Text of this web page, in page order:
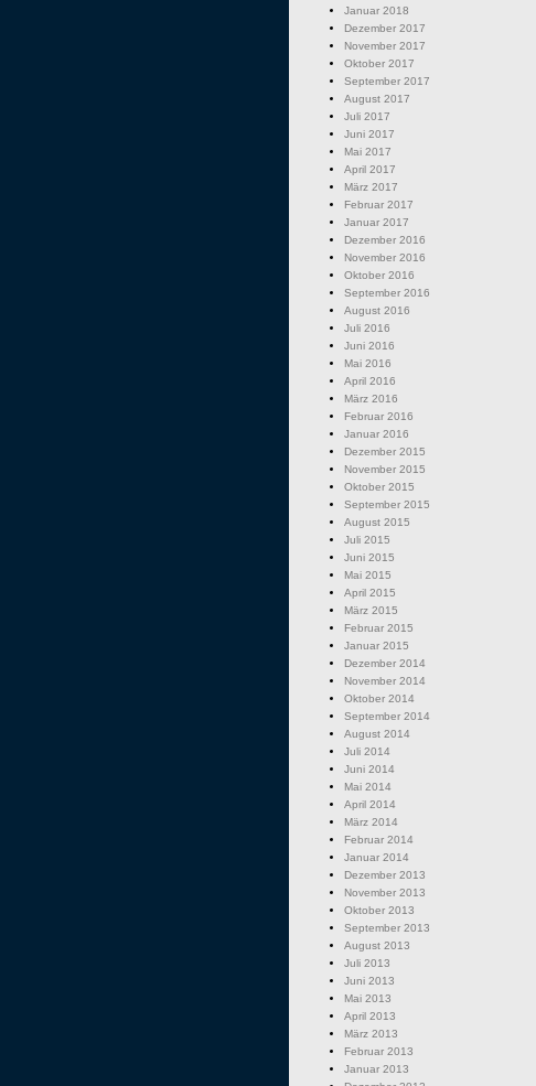
Januar 2018
Dezember 2017
November 2017
Oktober 2017
September 2017
August 2017
Juli 2017
Juni 2017
Mai 2017
April 2017
März 2017
Februar 2017
Januar 2017
Dezember 2016
November 2016
Oktober 2016
September 2016
August 2016
Juli 2016
Juni 2016
Mai 2016
April 2016
März 2016
Februar 2016
Januar 2016
Dezember 2015
November 2015
Oktober 2015
September 2015
August 2015
Juli 2015
Juni 2015
Mai 2015
April 2015
März 2015
Februar 2015
Januar 2015
Dezember 2014
November 2014
Oktober 2014
September 2014
August 2014
Juli 2014
Juni 2014
Mai 2014
April 2014
März 2014
Februar 2014
Januar 2014
Dezember 2013
November 2013
Oktober 2013
September 2013
August 2013
Juli 2013
Juni 2013
Mai 2013
April 2013
März 2013
Februar 2013
Januar 2013